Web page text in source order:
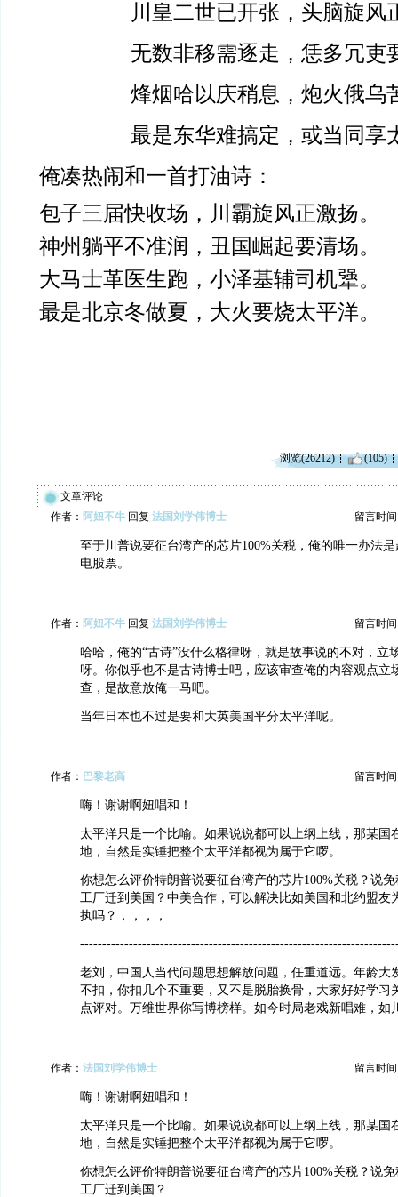
川皇二世已开张，头脑旋风
无数非移需逐走，恁多冗吏
烽烟哈以庆稍息，炮火俄乌
最是东华难搞定，或当同享
俺凑热闹和一首打油诗：
包子三届快收场，川霸旋风正激扬。
神州躺平不准润，丑国崛起要清场。
大马士革医生跑，小泽基辅司机犟。
最是北京冬做夏，大火要烧太平洋。
浏览(26212) (105)
文章评论
作者： 阿妞不牛 回复 法国刘学伟博士 留言时间
至于川普说要征台湾产的芯片100%关税，俺的唯一办法
电股票。
作者： 阿妞不牛 回复 法国刘学伟博士 留言时间
哈哈，俺的“古诗”没什么格律呀，就是故事说的不对，立
呀。你似乎也不是古诗博士吧，应该审查俺的内容观点立
查，是故意放俺一马吧。
当年日本也不过是要和大英美国平分太平洋呢。
作者： 巴黎老高 留言时间
嗨！谢谢啊妞唱和！
太平洋只是一个比喻。如果说说都可以上纲上线，那某国
地，自然是实锤把整个太平洋都视为属于它啰。
你想怎么评价特朗普说要征台湾产的芯片100%关税？说
工厂迁到美国？中美合作，可以解决比如美国和北约盟友
执吗？，，，，
老刘，中国人当代问题思想解放问题，任重道远。年龄大
不扣，你扣几个不重要，又不是脱胎换骨，大家好好学习
点评对。万维世界你写博榜样。如今时局老戏新唱难，如
作者： 法国刘学伟博士 留言时间
嗨！谢谢啊妞唱和！
太平洋只是一个比喻。如果说说都可以上纲上线，那某国
地，自然是实锤把整个太平洋都视为属于它啰。
你想怎么评价特朗普说要征台湾产的芯片100%关税？说
工厂迁到美国？